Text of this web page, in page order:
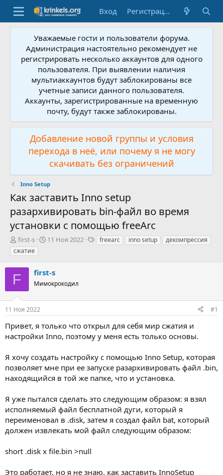
Вход Регистрация
Уважаемые гости и пользователи форума.
Администрация настоятельно рекомендует не
регистрировать несколько аккаунтов для одного
пользователя. При выявлении наличия
мультиаккаунтов будут заблокированы все
учетные записи данного пользователя.
Аккаунты, зарегистрированные на временную
почту, будут также заблокированы.
Добавление новой группы и условия
перехода в неё, или почему я не могу
скачивать без ограничений
Inno Setup
Как заставить Inno setup
разархивировать bin-файл во время
установки с помощью freeArc
А
в
т
о
р
т
е
м
ы
first-s
Д
н
а
а
11 Ноя 2022
Тfreearc inno setup
декомпрессия
сжатие
F first-s
Мимокрокодил
11 Ноя 2022 #1
Привет, я только что открыл для себя мир сжатия и
настройки Inno, поэтому у меня есть только основы.
Я хочу создать настройку с помощью Inno Setup, которая
позволяет мне при ее запуске разархивировать файл .bin,
находящийся в той же папке, что и установка.
Я уже пытался сделать это следующим образом: я взял
исполняемый файл бесплатной дуги, который я
переименовал в .disk, затем я создал файл bat, который
должен извлекать мой файл следующим образом:
short .disk x file.bin >null
Это работает, но я не знаю, как заставить InnoSetup